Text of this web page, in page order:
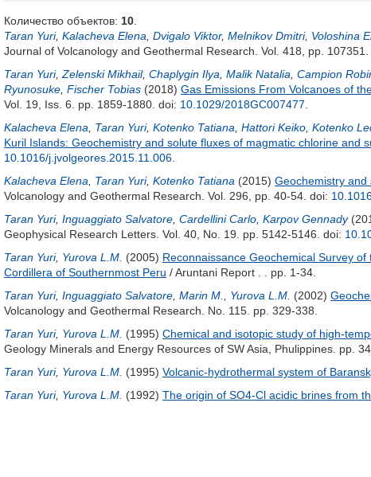
Количество объектов: 10
Taran Yuri, Kalacheva Elena Dvigalo Viktor, Melnikov Dmitri, Voloshina
Journal of Volcanology and Geothermal Research. Vol. 418, pp. 107351.
Taran Yuri, Zelenski Mikhail, Chaplygin Ilya Malik Natalia Campion
Ryunosuke Fischer Tobias (2018) Gas Emissions From Volcanoes of
Vol. 19, Iss. 6. pp. 1859-1880. doi: 10.1029/2018GC007477
Kalacheva Elena
Taran Yuri, Kotenko Tatiana Hattori Keiko Kotenko
Kuril Islands: Geochemistry and solute fluxes of magmatic chlorine and
10.1016/j.jvolgeores.2015.11.006
Kalacheva Elena
Taran Yuri, Kotenko Tatiana (2015) Geochemistry and
Volcanology and Geothermal Research. Vol. 296, pp. 40-54. doi:
Taran Yuri, Inguaggiato Salvatore Cardellini Carlo Karpov Gennady
Geophysical Research Letters. Vol. 40, No. 19. pp. 5142-5146. doi:
Taran Yuri, Yurova L.M. (2005) Reconnaissance Geochemical Survey
Cordillera of Southernmost Peru / Aruntani Report . . pp. 1-34.
Taran Yuri, Inguaggiato Salvatore Marin M. Yurova L.M. (2002)
Volcanology and Geothermal Research. No. 115. pp. 329-338.
Taran Yuri, Yurova L.M. (1995) Chemical and isotopic study of high-
Geology Minerals and Energy Resources of SW Asia, Phulippines. pp. 34.
Taran Yuri, Yurova L.M. (1995) Volcanic-hydrothermal system of
Taran Yuri, Yurova L.M. (1992) The origin of SO4-Cl acidic brines from